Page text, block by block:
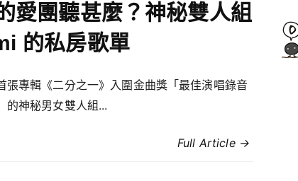
愛團聽甚麼？神秘雙人組
的私房歌單
張專輯《二分之一》入圍金曲獎「最佳演唱錄音
的神秘男女雙人組...
Full Article →